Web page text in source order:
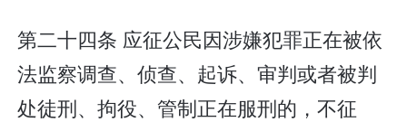
第二十四条 应征公民因涉嫌犯罪正在被依
法监察调查、侦查、起诉、审判或者被判
处徒刑、拘役、管制正在服刑的，不征